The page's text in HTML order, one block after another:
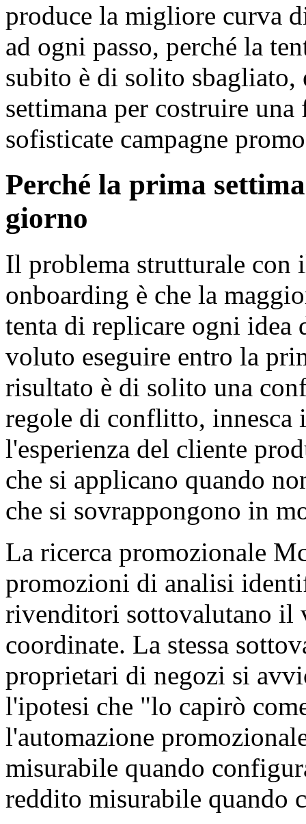
produce la migliore curva
ad ogni passo, perché la
subito è di solito
settimana per costruire
sofisticate campagne
Perché la prima
giorno
Il problema strutturale
onboarding è che la
tenta di replicare ogni idea
voluto eseguire entro la
risultato è di solito una
regole di conflitto, innesca
l'esperienza del cliente
che si applicano quando
che si sovrappongono in
La ricerca promozionale
promozioni di analisi
rivenditori sottovalutano il
coordinate. La stessa
proprietari di negozi si
l'ipotesi che "lo capirò
l'automazione
misurabile quando
reddito misurabile quando